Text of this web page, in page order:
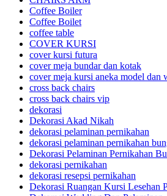
Coffee Boiler
Coffee Boilet
coffee table
COVER KURSI
cover kursi futura
cover meja bundar dan kotak
cover meja kursi aneka model dan
cross back chairs
cross back chairs vip
dekorasi
Dekorasi Akad Nikah
dekorasi pelaminan pernikahan
dekorasi pelaminan pernikahan
Dekorasi Pelaminan Pernikahan
dekorasi pernikahan
dekorasi resepsi pernikahan
Dekorasi Ruangan Kursi Lesehan